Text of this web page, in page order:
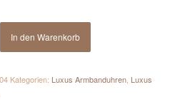
In den Warenkorb
Kategorien: Luxus Armbanduhren, Luxus